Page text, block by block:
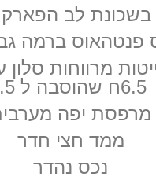
בשכונת לב
פנטהאוס ברמה
מרווחות
6.5ח שהוסבה ל 4.5
מרפסת יפה
ממד חצי חדר
נכס נהדר